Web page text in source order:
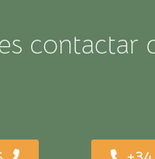
contactar